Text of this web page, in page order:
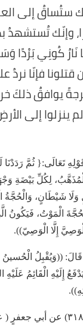
ستُساقُ إلى
وإنّك تُستشهدُ
كُونِي بَرْدًا
فإنّا نردُ
يوافقُ ذلكَ
ينزلوا إلى
السَّلامُ فِي قَوْلِهِ تَعَالَى:{ ثُمَّ
لِكُلِّ بَيْضَةِ
شَيْطَانٍ، وَالْحُجَّةُ
الْمَوْتُ، فَيَكُونُ
إِلَّا الْوَصِيّ)).
اللهِ عَلَيْهِ السَّلامُ، قَالَ: ((وَيُقْبِلُ
إِلَيْهِ الْقَائِمُ عَلَيْهِ
وفي كتابِ (إلزامِ النّاصبِ في إثباتِ الحجّةِ الغائبِ) للشيخِ عليّ اليزديّ الحائريّ، (ج2/ص